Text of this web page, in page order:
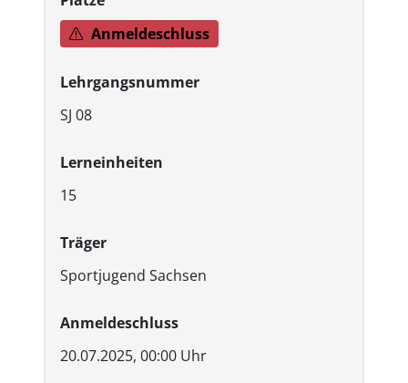
Anmeldeschluss
Lehrgangsnummer
SJ 08
Lerneinheiten
15
Träger
Sportjugend Sachsen
Anmeldeschluss
20.07.2025, 00:00 Uhr